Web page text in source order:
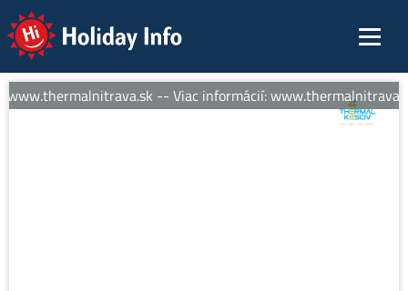
Holiday Info
-- Viac informácií: www.thermalnitrava.sk